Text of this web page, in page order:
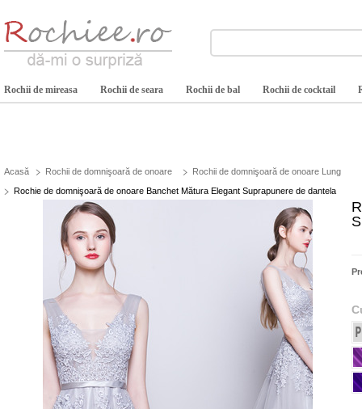
Rochii de mireasa Rochii de seara Rochii de bal Rochii de cocktail
Acasă Rochii de domnişoară de onoare
Rochii de domnişoară de onoare Lung
Rochie de domnişoară de onoare Banchet Mătura Elegant Suprapunere de dantela